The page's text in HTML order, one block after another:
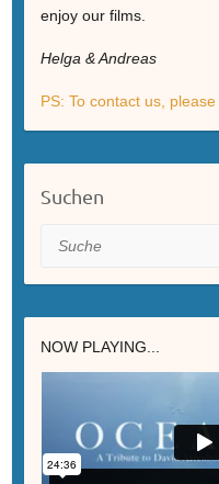
enjoy our films.
Helga & Andreas
PS: To contact us,
Suchen
Suche
NOW PLAYING...